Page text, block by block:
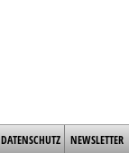
DATENSCHUTZ NEWSLETTER